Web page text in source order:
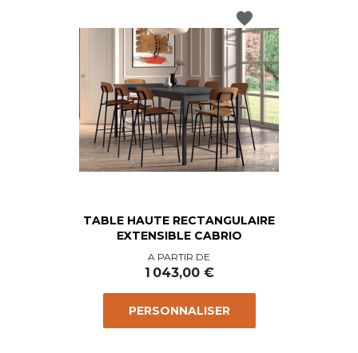
TABLE HAUTE RECTANGULAIRE
EXTENSIBLE CABRIO
Prix
A PARTIR DE
1 043,00 €
PERSONNALISER
favorite